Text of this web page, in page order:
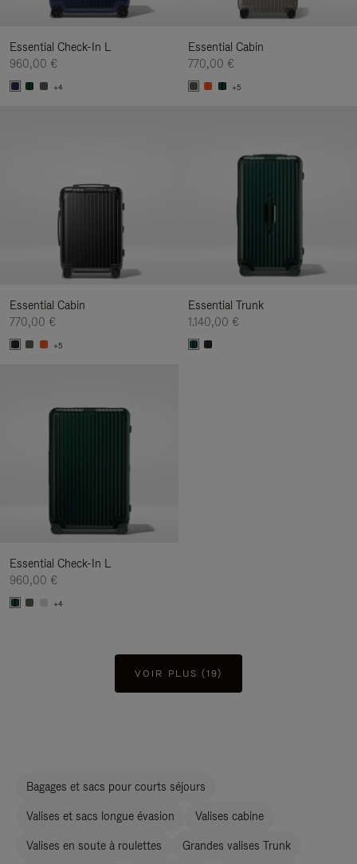
Essential Check-In L
960,00 €
+4
Essential Cabin
770,00 €
+5
Essential Cabin
770,00 €
+5
Essential Trunk
1.140,00 €
Essential Check-In L
960,00 €
+4
VOIR PLUS (19)
Bagages et sacs pour courts séjours
Valises et sacs longue évasion Valises cabine
Valises en soute à roulettes Grandes valises Trunk